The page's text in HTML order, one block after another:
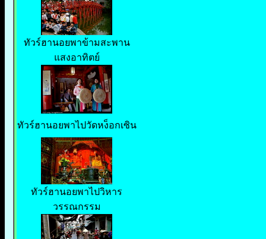
ทัวร์ฮานอยพาข้ามสะพาน
แสงอาทิตย์
ทัวร์ฮานอยพาไปวัดหง็อกเซิน
ทัวร์ฮานอยพาไปวิหาร
วรรณกรรม